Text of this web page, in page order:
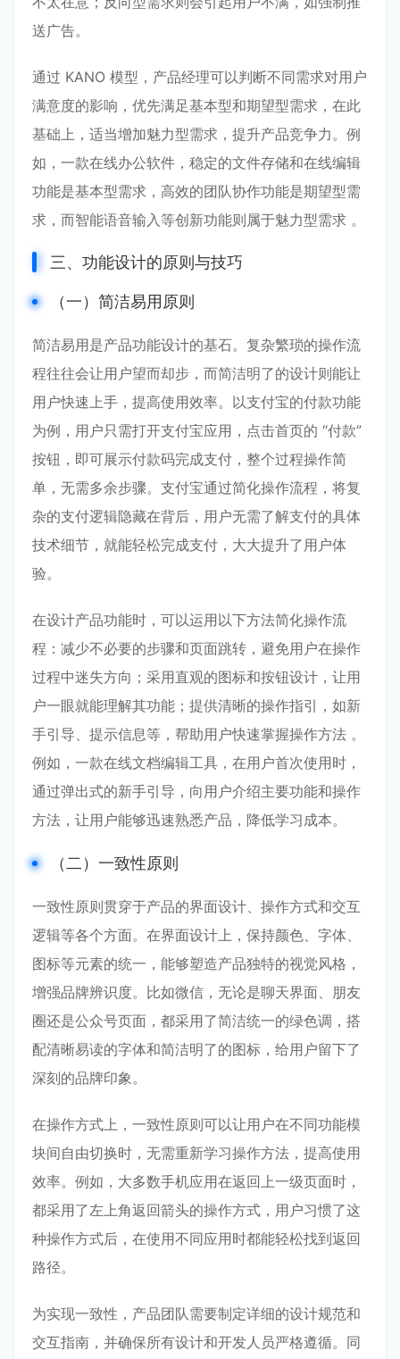
送广告。
通过 KANO 模型，产品经理可以判断不同需求对用户
满意度的影响，优先满足基本型和期望型需求，在此
基础上，适当增加魅力型需求，提升产品竞争力。例
如，一款在线办公软件，稳定的文件存储和在线编辑
功能是基本型需求，高效的团队协作功能是期望型需
求，而智能语音输入等创新功能则属于魅力型需求 。
三、功能设计的原则与技巧
（一）简洁易用原则
简洁易用是产品功能设计的基石。复杂繁琐的操作流
程往往会让用户望而却步，而简洁明了的设计则能让
用户快速上手，提高使用效率。以支付宝的付款功能
为例，用户只需打开支付宝应用，点击首页的 “付款”
按钮，即可展示付款码完成支付，整个过程操作简
单，无需多余步骤。支付宝通过简化操作流程，将复
杂的支付逻辑隐藏在背后，用户无需了解支付的具体
技术细节，就能轻松完成支付，大大提升了用户体
验。
在设计产品功能时，可以运用以下方法简化操作流
程：减少不必要的步骤和页面跳转，避免用户在操作
过程中迷失方向；采用直观的图标和按钮设计，让用
户一眼就能理解其功能；提供清晰的操作指引，如新
手引导、提示信息等，帮助用户快速掌握操作方法 。
例如，一款在线文档编辑工具，在用户首次使用时，
通过弹出式的新手引导，向用户介绍主要功能和操作
方法，让用户能够迅速熟悉产品，降低学习成本。
（二）一致性原则
一致性原则贯穿于产品的界面设计、操作方式和交互
逻辑等各个方面。在界面设计上，保持颜色、字体、
图标等元素的统一，能够塑造产品独特的视觉风格，
增强品牌辨识度。比如微信，无论是聊天界面、朋友
圈还是公众号页面，都采用了简洁统一的绿色调，搭
配清晰易读的字体和简洁明了的图标，给用户留下了
深刻的品牌印象。
在操作方式上，一致性原则可以让用户在不同功能模
块间自由切换时，无需重新学习操作方法，提高使用
效率。例如，大多数手机应用在返回上一级页面时，
都采用了左上角返回箭头的操作方式，用户习惯了这
种操作方式后，在使用不同应用时都能轻松找到返回
路径。
为实现一致性，产品团队需要制定详细的设计规范和
交互指南，并确保所有设计和开发人员严格遵循。同